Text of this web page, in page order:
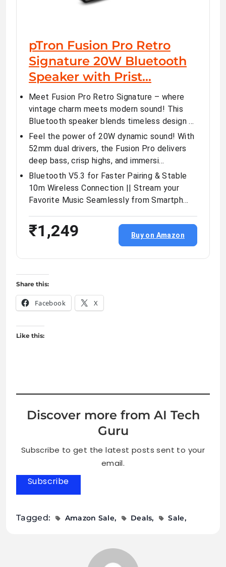
pTron Fusion Pro Retro
Signature 20W Bluetooth
Speaker with Prist…
Meet Fusion Pro Retro Signature – where
vintage charm meets modern sound! This
Bluetooth speaker blends timeless design …
Feel the power of 20W dynamic sound! With
52mm dual drivers, the Fusion Pro delivers
deep bass, crisp highs, and immersi…
Bluetooth V5.3 for Faster Pairing & Stable
10m Wireless Connection || Stream your
Favorite Music Seamlessly from Smartph…
₹1,249 Buy on Amazon
Share this:
Facebook X
Like this:
Discover more from AI Tech
Guru
Subscribe to get the latest posts sent to your
email.
Subscribe
Tagged: Amazon Sale Deals Sale